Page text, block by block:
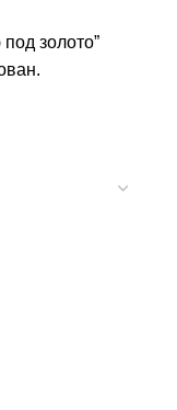
золото”